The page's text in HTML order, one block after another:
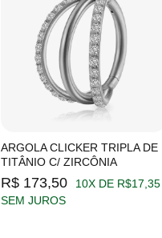
ARGOLA CLICKER TRIPLA DE
TITÂNIO C/ ZIRCÔNIA
R$ 173,50
10X DE R$17,35
SEM JUROS